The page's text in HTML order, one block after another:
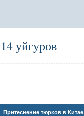
уйгуров
Притеснение тюрков в Китае